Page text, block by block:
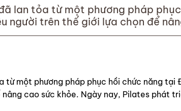
lan tỏa từ một phương pháp
người trên thế giới lựa chọn để
Pilates Cổ Điển (Classical
từ một phương pháp phục hồi chức năng
cao sức khỏe. Ngày nay, Pilates phát